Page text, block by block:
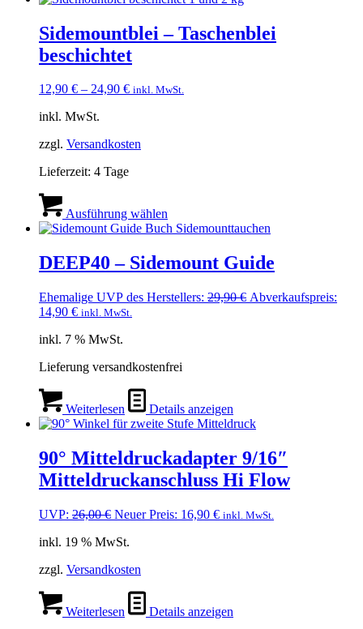
Varianten
auf.
können
Sidemountblei – Taschenblei
beschichtet
12,90 € – 24,90 € inkl. MwSt.
inkl. MwSt.
zzgl. Versandkosten
Lieferzeit: 4 Tage
Ausführung wählen
weist
Varianten
auf.
Optionen
Produktseite
gewählt
DEEP40 – Sidemount Guide
Ehemalige UVP des Herstellers: 29,90€ Ursprünglicher
Abverkaufspreis:
14,90 €Aktueller
ist:
inkl. MwSt.
inkl. 7 % MwSt.
Lieferung versandkostenfrei
Weiterlesen Details anzeigen
90° Mitteldruckadapter 9/16″
Mitteldruckanschluss Hi Flow
UVP: 26,00€ Ursprünglicher
war:
Neuer Preis: 16,90 €Aktueller
inkl. MwSt.
inkl. 19 % MwSt.
zzgl. Versandkosten
Weiterlesen Details anzeigen